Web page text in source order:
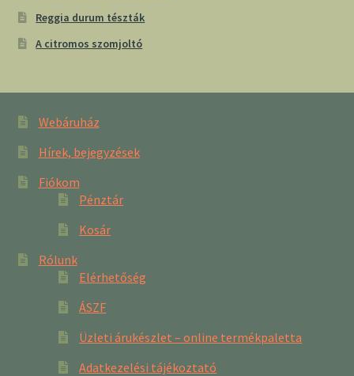
Reggia durum tészták
A citromos szomjoltó
Webáruház
Hírek, bejegyzések
Fiókom
Pénztár
Kosár
Rólunk
Elérhetőség
ÁSZF
Üzleti árukészlet – online termékpaletta
Adatkezelési tájékoztató